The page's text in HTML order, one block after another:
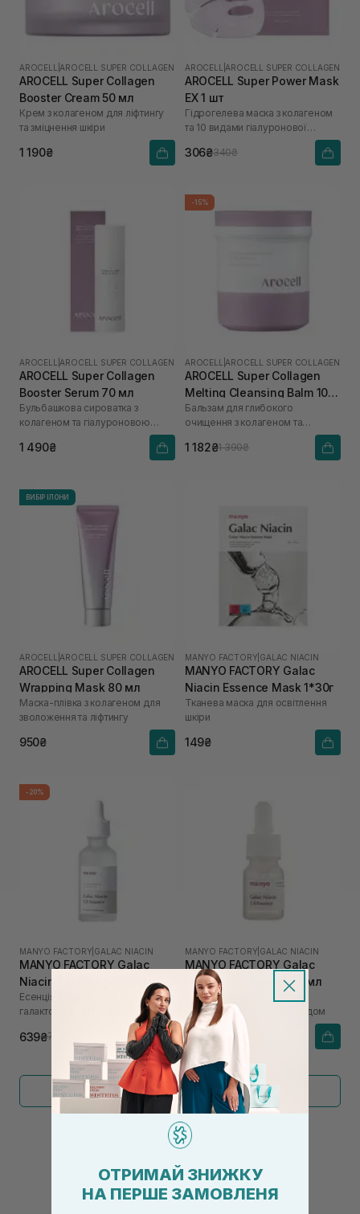
AROCELL AROCELL SUPER COLLAGEN
AROCELL Super Collagen
Booster Cream 50 мл
Крем з колагеном для ліфтингу
та зміцнення шкіри
1 190₴
AROCELL AROCELL SUPER COLLAGEN
AROCELL Super Power Mask
EX 1 шт
Гідрогелева маска з колагеном
та 10 видами гіалуронової
306₴340₴
AROCELL AROCELL SUPER COLLAGEN
AROCELL Super Collagen
Booster Serum 70 мл
Бульбашкова сироватка з
колагеном та гіалуроновою
1 490₴
-15%
AROCELL AROCELL SUPER COLLAGEN
AROCELL Super Collagen
Melting Cleansing Balm 100
г
Бальзам для глибокого
очищення з колагеном та
1 182₴1 390₴
ВИБІР ІЛОНИ
AROCELL AROCELL SUPER COLLAGEN
AROCELL Super Collagen
Wrapping Mask 80 мл
Маска-плівка з колагеном для
зволоження та ліфтингу
950₴
MANYO FACTORY GALAC NIACIN
MANYO FACTORY Galac
Niacin Essence Mask 1*30г
Тканева маска для освітлення
шкіри
149₴
-20%
MANYO FACTORY GALAC NIACIN
MANYO FACTORY Galac
Niacin 2.0 Essence 30 мл
Есенція посилена з
галактомісісом і ніацинамідом
639₴799₴
MANYO FACTORY GALAC NIACIN
MANYO FACTORY Galac
Niacin 2.0 Essence 12 мл
Есенція посилена з
галактомісісом і ніацинамідом
399₴
Показати більше
ОТРИМАЙ ЗНИЖКУ
НА ПЕРШЕ ЗАМОВЛЕНЯ